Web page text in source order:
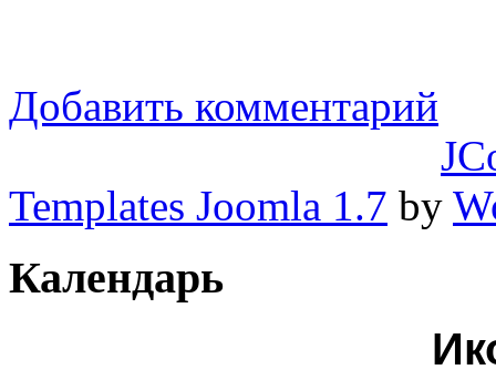
Добавить комментарий
Templates Joomla 1.7 by
Календарь